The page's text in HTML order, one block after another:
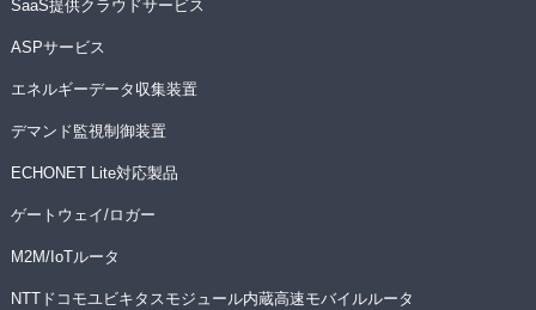
SaaS提供クラウドサービス
ASPサービス
エネルギーデータ収集装置
デマンド監視制御装置
ECHONET Lite対応製品
ゲートウェイ/ロガー
M2M/IoTルータ
NTTドコモユビキタスモジュール内蔵高速モバイルルータ